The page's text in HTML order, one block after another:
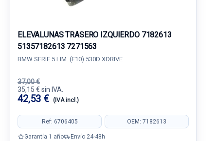
ELEVALUNAS TRASERO IZQUIERDO 7182613
51357182613 7271563
BMW SERIE 5 LIM. (F10) 530D XDRIVE
37,00 €
35,15 € sin IVA.
42,53 € (IVA incl.)
Ref: 6706405 OEM: 7182613
Garantía 1 año Envío 24-48h